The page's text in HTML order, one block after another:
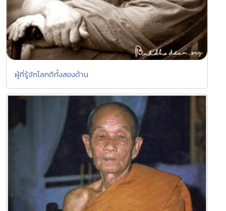
ผู้ที่รู้จักโลกดีทั้งสองด้าน